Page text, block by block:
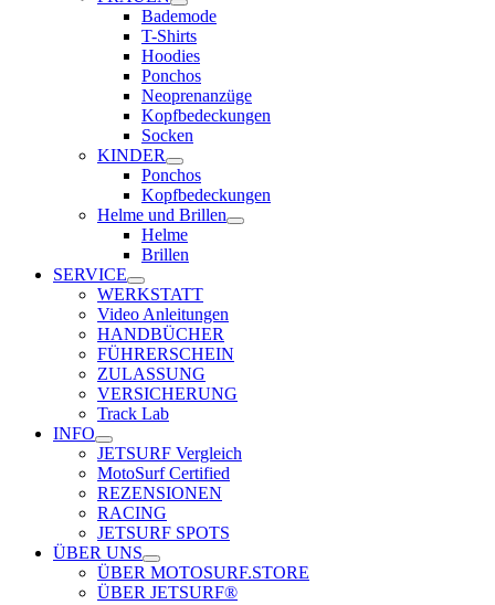
Bademode
T-Shirts
Hoodies
Ponchos
Neoprenanzüge
Kopfbedeckungen
Socken
KINDER
Ponchos
Kopfbedeckungen
Helme und Brillen
Helme
Brillen
SERVICE
WERKSTATT
Video Anleitungen
HANDBÜCHER
FÜHRERSCHEIN
ZULASSUNG
VERSICHERUNG
Track Lab
INFO
JETSURF Vergleich
MotoSurf Certified
REZENSIONEN
RACING
JETSURF SPOTS
ÜBER UNS
ÜBER MOTOSURF.STORE
ÜBER JETSURF®